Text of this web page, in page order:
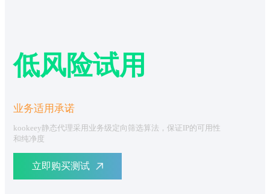
低风险试用
业务适用承诺
kookeey静态代理采用业务级定向筛选算法，保证IP的可用性
和纯净度
立即购买测试